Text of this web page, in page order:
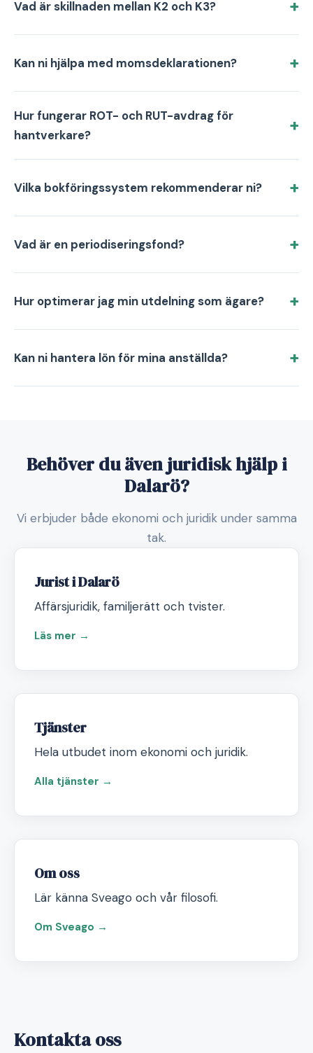
Vad är skillnaden mellan K2 och K3?
Kan ni hjälpa med momsdeklarationen?
Hur fungerar ROT- och RUT-avdrag för
hantverkare?
Vilka bokföringssystem rekommenderar ni?
Vad är en periodiseringsfond?
Hur optimerar jag min utdelning som ägare?
Kan ni hantera lön för mina anställda?
Behöver du även juridisk hjälp i
Dalarö?
Vi erbjuder både ekonomi och juridik under samma
tak.
Jurist i Dalarö
Affärsjuridik, familjerätt och tvister.
Läs mer →
Tjänster
Hela utbudet inom ekonomi och juridik.
Alla tjänster →
Om oss
Lär känna Sveago och vår filosofi.
Om Sveago →
Kontakta oss